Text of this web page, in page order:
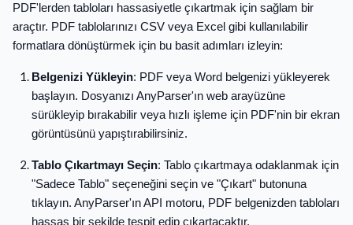
PDF'lerden tabloları hassasiyetle çıkartmak için sağlam bir
araçtır. PDF tablolarınızı CSV veya Excel gibi kullanılabilir
formatlara dönüştürmek için bu basit adımları izleyin:
Belgenizi Yükleyin: PDF veya Word belgenizi yükleyerek
başlayın. Dosyanızı AnyParser'ın web arayüzüne
sürükleyip bırakabilir veya hızlı işleme için PDF'nin bir ekran
görüntüsünü yapıştırabilirsiniz.
Tablo Çıkartmayı Seçin: Tablo çıkartmaya odaklanmak için
"Sadece Tablo" seçeneğini seçin ve "Çıkart" butonuna
tıklayın. AnyParser'ın API motoru, PDF belgenizden tabloları
hassas bir şekilde tespit edip çıkartacaktır.